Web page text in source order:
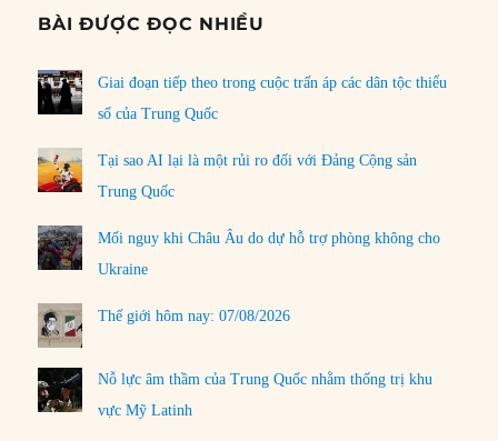
BÀI ĐƯỢC ĐỌC NHIỀU
Giai đoạn tiếp theo trong cuộc trấn áp các dân tộc thiểu
số của Trung Quốc
Tại sao AI lại là một rủi ro đối với Đảng Cộng sản
Trung Quốc
Mối nguy khi Châu Âu do dự hỗ trợ phòng không cho
Ukraine
Thế giới hôm nay: 07/08/2026
Nỗ lực âm thầm của Trung Quốc nhằm thống trị khu
vực Mỹ Latinh